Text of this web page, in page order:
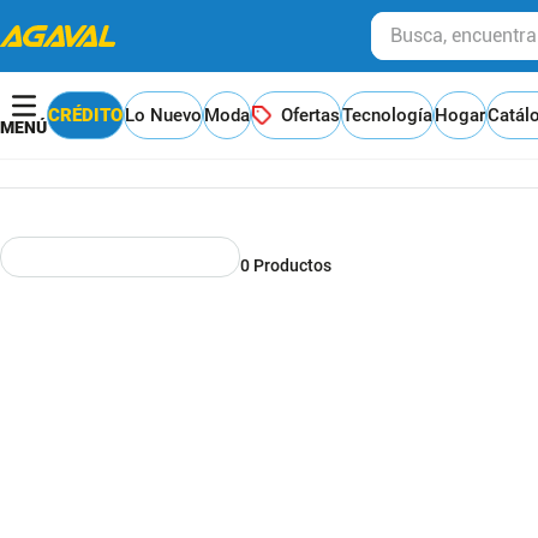
Busca, encuentra
CRÉDITOLo NuevoModa OfertasTecnologíaHogar
0 Productos